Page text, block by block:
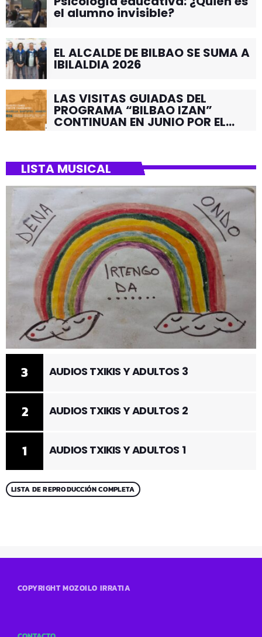
el alumno invisible?
EL ALCALDE DE BILBAO SE SUMA A
IBILALDIA 2026
LAS VISITAS GUIADAS DEL
PROGRAMA “BILBAO IZAN”
CONTINUAN EN JUNIO POR EL
LISTA MUSICAL
1 AUDIOS TXIKIS Y ADULTOS 1
2 AUDIOS TXIKIS Y ADULTOS 2
3 AUDIOS TXIKIS Y ADULTOS 3
LISTA DE REPRODUCCIÓN COMPLETA
COPYRIGHT MOZOILO IRRATIA